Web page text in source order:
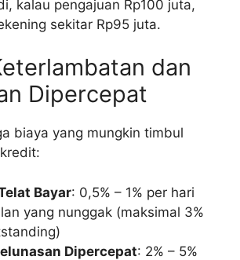
kalau pengajuan Rp100 juta,
sekitar Rp95 juta.
dan
Dipercepat
biaya yang mungkin timbul
Bayar: 0,5% – 1% per hari
yang nunggak (maksimal 3%
Dipercepat: 2% – 5%